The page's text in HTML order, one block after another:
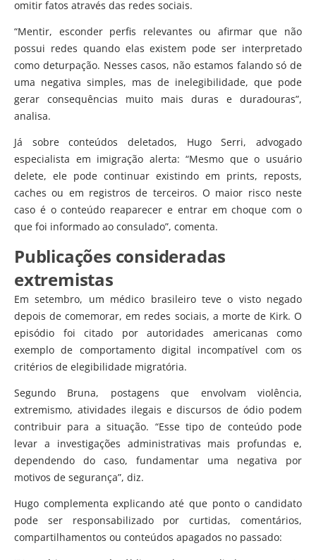
omitir fatos através das redes sociais.
“Mentir, esconder perfis relevantes ou afirmar que não
possui redes quando elas existem pode ser interpretado
como deturpação. Nesses casos, não estamos falando só de
uma negativa simples, mas de inelegibilidade, que pode
gerar consequências muito mais duras e duradouras”,
analisa.
Já sobre conteúdos deletados, Hugo Serri, advogado
especialista em imigração alerta: “Mesmo que o usuário
delete, ele pode continuar existindo em prints, reposts,
caches ou em registros de terceiros. O maior risco neste
caso é o conteúdo reaparecer e entrar em choque com o
que foi informado ao consulado”, comenta.
Publicações consideradas
extremistas
Em setembro, um médico brasileiro teve o visto negado
depois de comemorar, em redes sociais, a morte de Kirk. O
episódio foi citado por autoridades americanas como
exemplo de comportamento digital incompatível com os
critérios de elegibilidade migratória.
Segundo Bruna, postagens que envolvam violência,
extremismo, atividades ilegais e discursos de ódio podem
contribuir para a situação. “Esse tipo de conteúdo pode
levar a investigações administrativas mais profundas e,
dependendo do caso, fundamentar uma negativa por
motivos de segurança”, diz.
Hugo complementa explicando até que ponto o candidato
pode ser responsabilizado por curtidas, comentários,
compartilhamentos ou conteúdos apagados no passado: